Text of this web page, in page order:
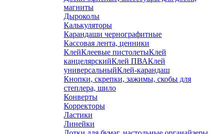
магниты
Дыроколы
Калькуляторы
Карандаши чернографитные
Кассовая лента, ценники
КлейКлеевые пистолетыКлей
канцелярскийКлей ПВАКлей
универсальныйКлей-карандаш
Кнопки, скрепки, зажимы, скобы для
степлера, шило
Конверты
Корректоры
Ластики
Линейки